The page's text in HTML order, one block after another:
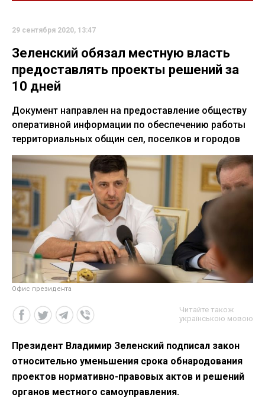
29 сентября 2020, 13:47
Зеленский обязал местную власть
предоставлять проекты решений за
10 дней
Документ направлен на предоставление обществу
оперативной информации по обеспечению работы
территориальных общин сел, поселков и городов
Офис президента
Читайте також
українською мовою
Президент Владимир Зеленский подписал закон
относительно уменьшения срока обнародования
проектов нормативно-правовых актов и решений
органов местного самоуправления.